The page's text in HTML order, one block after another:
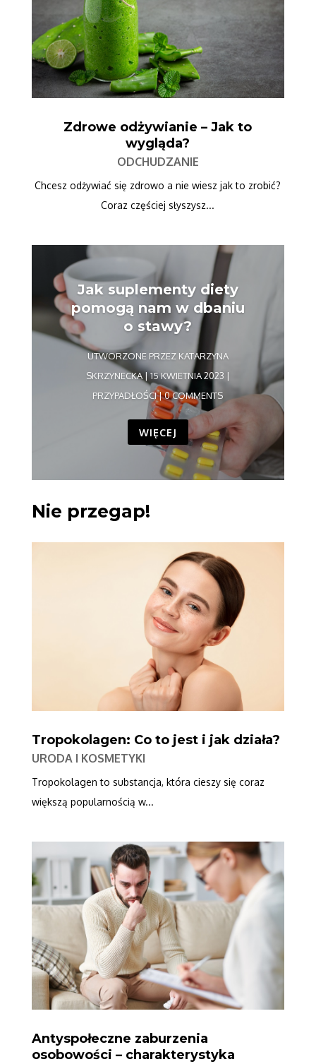
Zdrowe odżywianie – Jak to
wygląda?
ODCHUDZANIE
Chcesz odżywiać się zdrowo a nie wiesz jak to zrobić?
Coraz częściej słyszysz...
Jak suplementy diety
pomogą nam w dbaniu
o stawy?
UTWORZONE PRZEZ KATARZYNA
SKRZYNECKA|15 KWIETNIA 2023 |
PRZYPADŁOŚCI| 0 COMMENTS
WIĘCEJ
Nie przegap!
Tropokolagen: Co to jest i jak działa?
URODA I KOSMETYKI
Tropokolagen to substancja, która cieszy się coraz
większą popularnością w...
Antyspołeczne zaburzenia
osobowości – charakterystyka